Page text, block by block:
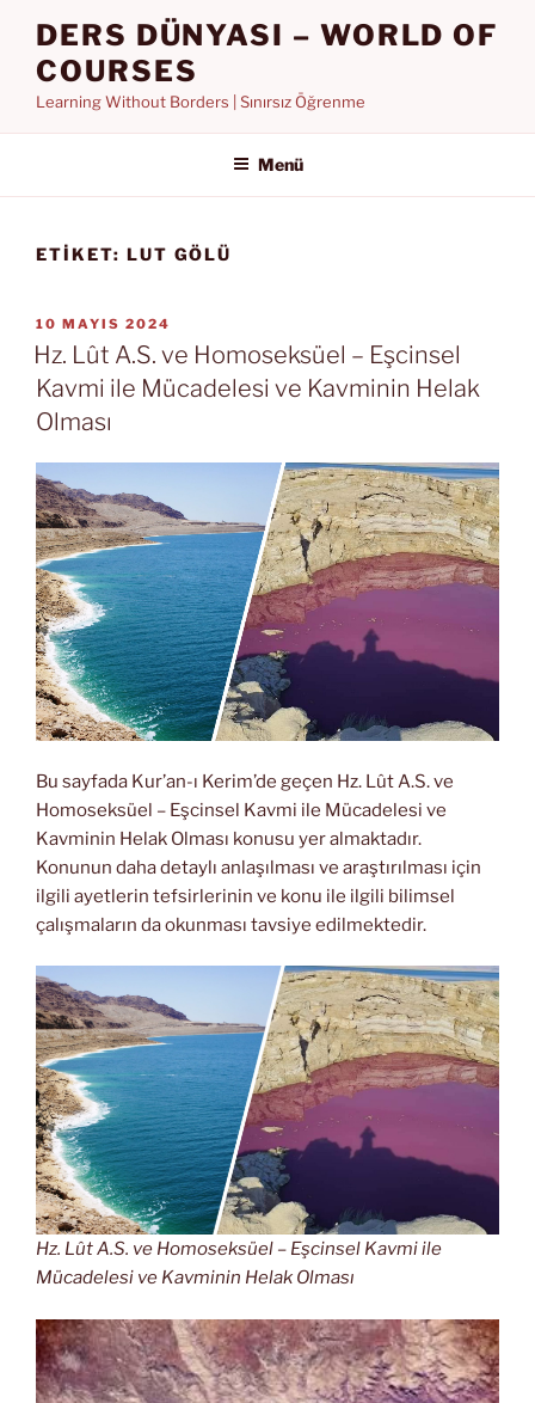
DERS DÜNYASI – WORLD OF
COURSES
Learning Without Borders | Sınırsız Öğrenme
Menü
ETIKET: LUT GÖLÜ
YAYIM
TARIHI
10 MAYIS 2024
Hz. Lût A.S. ve Homoseksüel – Eşcinsel
Kavmi ile Mücadelesi ve Kavminin Helak
Olması
Bu sayfada Kur’an-ı Kerim’de geçen Hz. Lût A.S. ve
Homoseksüel – Eşcinsel Kavmi ile Mücadelesi ve
Kavminin Helak Olması konusu yer almaktadır.
Konunun daha detaylı anlaşılması ve araştırılması için
ilgili ayetlerin tefsirlerinin ve konu ile ilgili bilimsel
çalışmaların da okunması tavsiye edilmektedir.
Hz. Lût A.S. ve Homoseksüel – Eşcinsel Kavmi ile
Mücadelesi ve Kavminin Helak Olması